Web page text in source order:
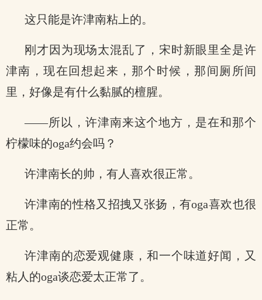
这只能是许津南粘上的。
刚才因为现场太混乱了，宋时新眼里全是许
津南，现在回想起来，那个时候，那间厕所间
里，好像是有什么黏腻的檀腥。
——所以，许津南来这个地方，是在和那个
柠檬味的oga约会吗？
许津南长的帅，有人喜欢很正常。
许津南的性格又招拽又张扬，有oga喜欢也很
正常。
许津南的恋爱观健康，和一个味道好闻，又
粘人的oga谈恋爱太正常了。